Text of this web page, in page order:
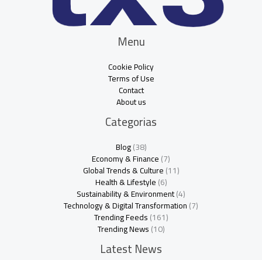
Menu
Cookie Policy
Terms of Use
Contact
About us
Categorias
Blog(38)
Economy & Finance(7)
Global Trends & Culture(11)
Health & Lifestyle(6)
Sustainability & Environment(4)
Technology & Digital Transformation(7)
Trending Feeds(161)
Trending News(10)
Latest News